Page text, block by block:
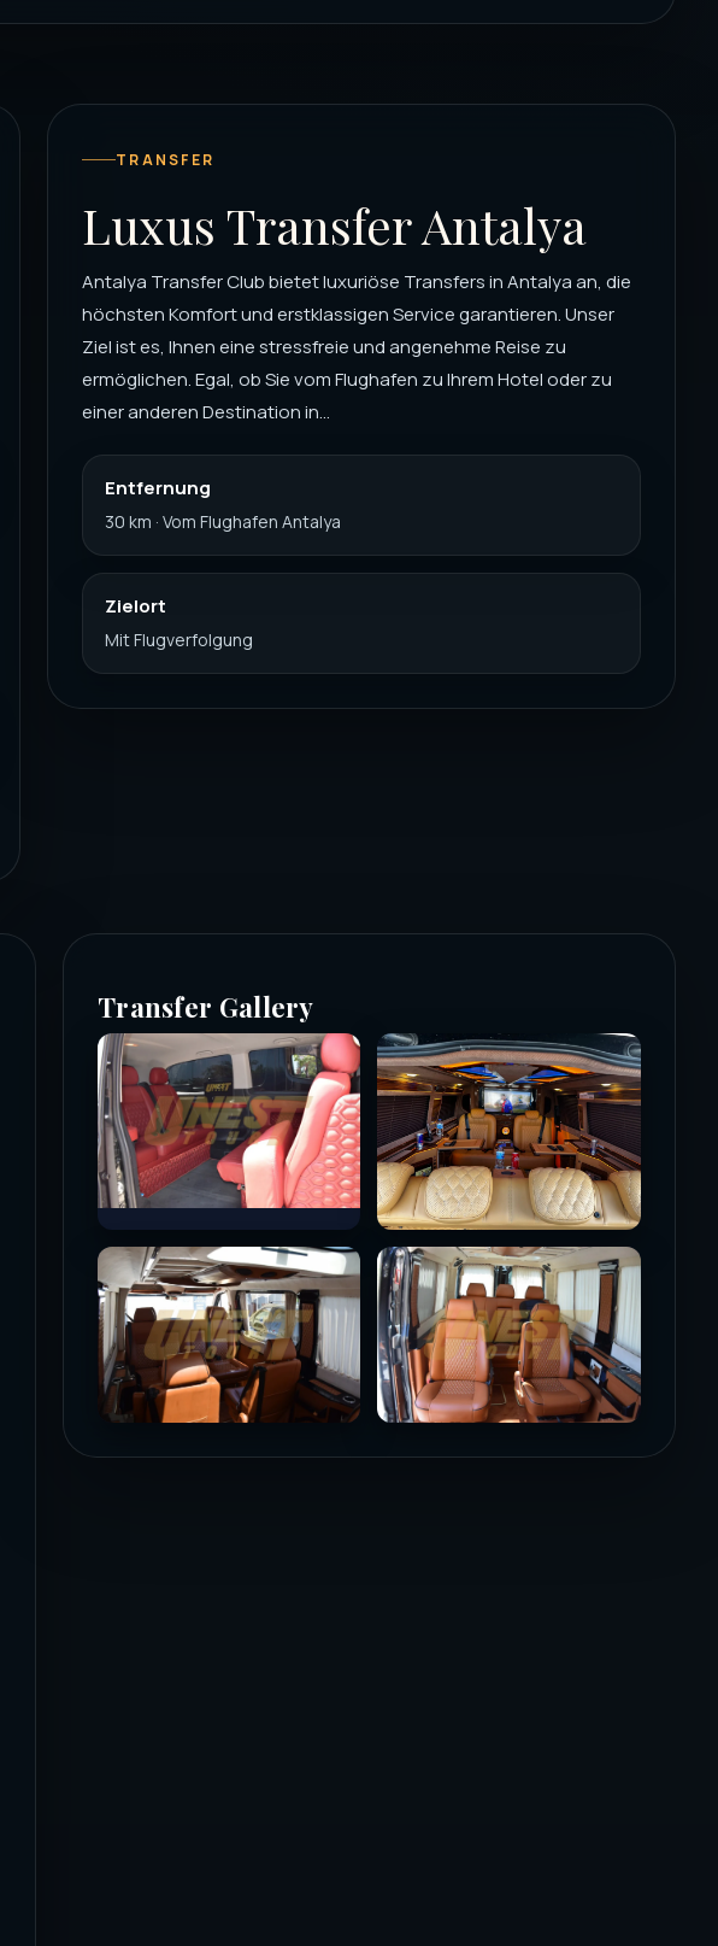
TRANSFER
Luxus Transfer Antalya
Antalya Transfer Club bietet luxuriöse Transfers in Antalya an, die
höchsten Komfort und erstklassigen Service garantieren. Unser
Ziel ist es, Ihnen eine stressfreie und angenehme Reise zu
ermöglichen. Egal, ob Sie vom Flughafen zu Ihrem Hotel oder zu
einer anderen Destination in...
Entfernung
30 km · Vom Flughafen Antalya
Zielort
Mit Flugverfolgung
Transfer Gallery